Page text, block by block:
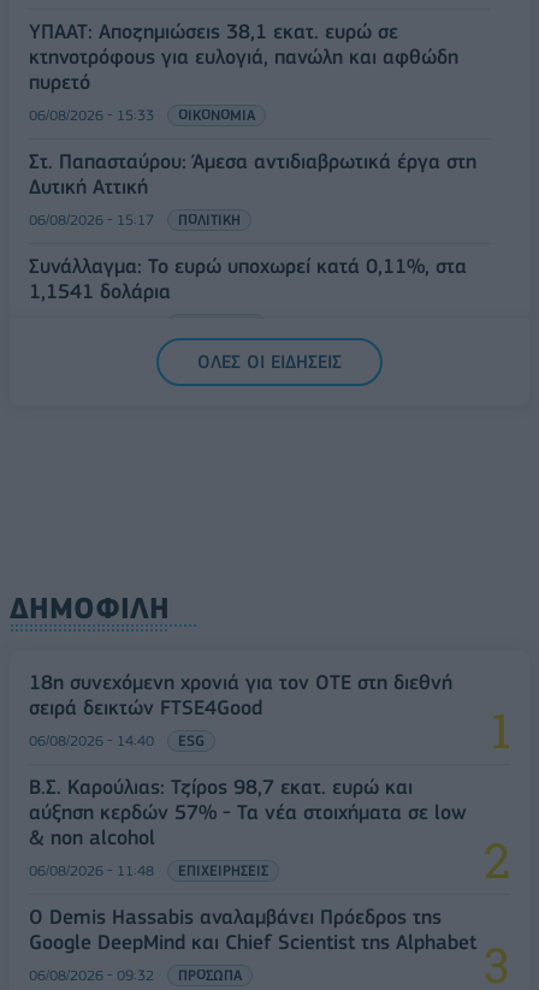
ΥΠΑΑΤ: Αποζημιώσεις 38,1 εκατ. ευρώ σε
κτηνοτρόφους για ευλογιά, πανώλη και αφθώδη
πυρετό
06/08/2026 - 15:33 ΟΙΚΟΝΟΜΙΑ
Στ. Παπασταύρου: Άμεσα αντιδιαβρωτικά έργα στη
Δυτική Αττική
06/08/2026 - 15:17 ΠΟΛΙΤΙΚΗ
Συνάλλαγμα: Το ευρώ υποχωρεί κατά 0,11%, στα
1,1541 δολάρια
ΟΛΕΣ ΟΙ ΕΙΔΗΣΕΙΣ
ΔΗΜΟΦΙΛΗ
18η συνεχόμενη χρονιά για τον ΟΤΕ στη διεθνή
σειρά δεικτών FTSE4Good
06/08/2026 - 14:40 ESG
Β.Σ. Καρούλιας: Τζίρος 98,7 εκατ. ευρώ και
αύξηση κερδών 57% - Τα νέα στοιχήματα σε low
& non alcohol
06/08/2026 - 11:48 ΕΠΙΧΕΙΡΗΣΕΙΣ
Ο Demis Hassabis αναλαμβάνει Πρόεδρος της
Google DeepMind και Chief Scientist της Alphabet
06/08/2026 - 09:32 ΠΡΟΣΩΠΑ